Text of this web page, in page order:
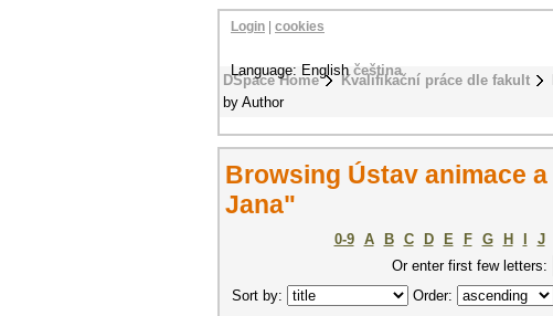
DSpace Home Kvalifikační práce dle fakult
by Author
Login cookies
Language: Englishčeština
Browsing Ústav animace
Jana"
0-9 A B C D E F G H J
Or enter first few letters:
Sort by:
Order: